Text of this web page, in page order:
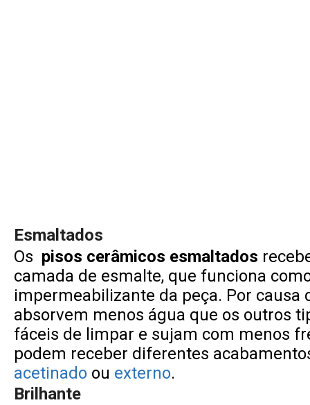
Esmaltados
Os pisos cerâmicos esmaltados
camada de esmalte, que funciona
impermeabilizante da peça. Por causa
absorvem menos água que os outros
fáceis de limpar e sujam com menos
podem receber diferentes
acetinado ou externo.
Brilhante